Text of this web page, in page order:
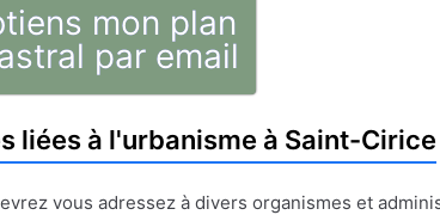
mon plan
par email
liées à l'urbanisme à Saint-Cirice
vous adressez à divers organismes et